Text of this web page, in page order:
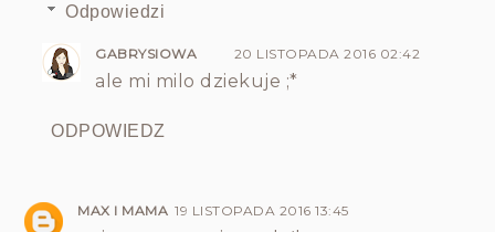
Odpowiedzi
GABRYSIOWA 20 LISTOPADA 2016 02:42
ale mi milo dziekuje ;*
ODPOWIEDZ
MAX I MAMA 19 LISTOPADA 2016 13:45